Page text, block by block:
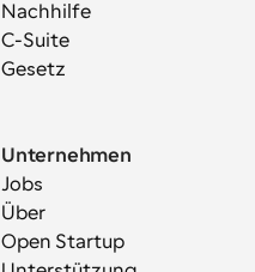
Nachhilfe
C-Suite
Gesetz
Unternehmen
Jobs
Über
Open Startup